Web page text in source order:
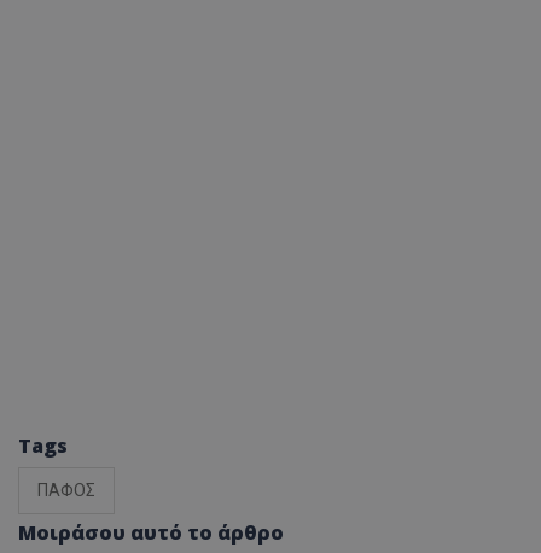
Tags
ΠΑΦΟΣ
Μοιράσου αυτό το άρθρο